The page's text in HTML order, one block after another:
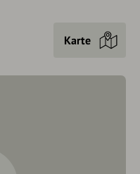
Karte